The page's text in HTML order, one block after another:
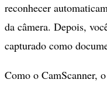
reconhecer
da câmera. Depois,
capturado como
Como o CamScanner,